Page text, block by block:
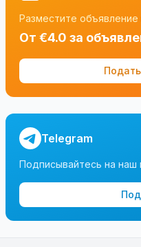
Разместите объявление
От €4.0 за
Telegram
Подписывайтесь на наш